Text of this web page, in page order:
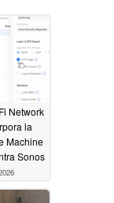
Network
la
Machine
Sonos